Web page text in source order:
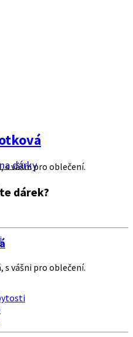
dárky
dárek?
s vášni pro oblečení.
s vášni pro oblečení.